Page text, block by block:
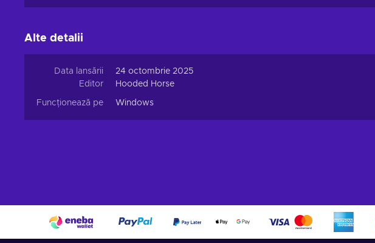
Alte detalii
Data lansării
24 octombrie 2025
Editor
Hooded Horse
Funcționează pe Windows